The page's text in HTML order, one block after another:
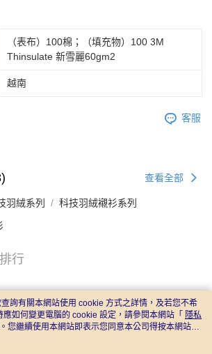
（表布）100棉；（填充物）100 3M
Thinsulate 新雪麗60gm2
越南
客服
查看全部
羽絨系列 科技羽絨襯衫系列
行
詢有關本網站使用 cookie 方式之詳情，及若您不希
如何變更電腦的 cookie 設定，請參閱本網站「 隱私
您繼續使用本網站即表示您同意本公司得按本網站使
cookie。